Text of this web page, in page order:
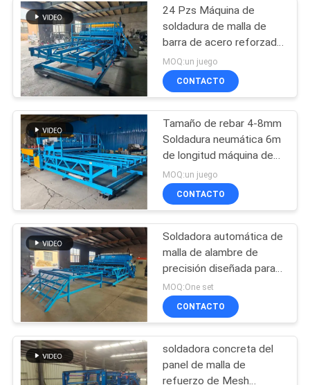
SOBRE
NOSOTROS
VIAJE
DE
LA
FÁBRICA
CONTROL
DE
CALIDAD
ÉNTRENOS
CONTACTO
CON
refuerzo de la
soldadora de la
malla
soldadora de la
malla de la cerca
61
soldadora del panel
de malla
24 Pzs Máquina de
soldadura de malla de
barra de acero reforzada
de 100*100mm
MOQ:un juego
CONTACTO
Tamaño de rebar 4-8mm
Soldadura neumática 6m
de longitud máquina de
soldadura de malla de
alambre
MOQ:un juego
CONTACTO
Soldadora automática de
malla de alambre de
precisión diseñada para
ofrecer soldaduras
uniformes y alta
productividad en la
acero
MOQ:One set
CONTACTO
soldadora concreta del
panel de malla de
refuerzo de Mesh